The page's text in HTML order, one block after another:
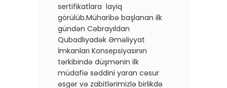
sertifikatlara layiq
görülüb.Müharibə başlanan ilk
gündən Cəbrayıldan
Qubadlıyadək Əməliyyat
İmkanları Konsepsiyasının
tərkibində düşmənin ilk
müdafiə səddini yaran cəsur
əsgər və zabitlərimizlə birlikdə